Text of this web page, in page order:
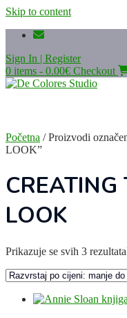
Skip to content
Sign In | Register
0 items - 0.00€ Checkout
Početna / Proizvodi
LOOK”
CREATING
LOOK
Prikazuje se svih 3 rezultata